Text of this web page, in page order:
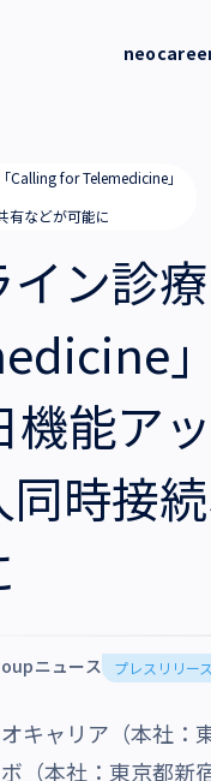
Calling for Telemedicine」
有などが可能に
イン診
」
機能ア
同時接
ニュース プレスリリース
キャリア（本社：
（本社：東京都新